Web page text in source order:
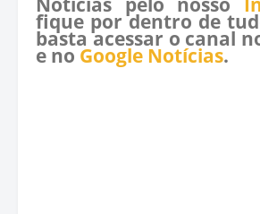
fique por dentro de
basta acessar o canal
e no Google Notícias.